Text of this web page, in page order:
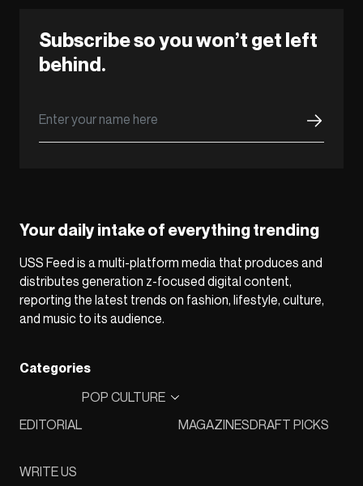
Subscribe so you won’t get left
behind.
Your daily intake of everything trending
USS Feed is a multi-platform media that produces and
distributes generation z-focused digital content,
reporting the latest trends on fashion, lifestyle, culture,
and music to its audience.
Categories
EDITORIAL
POP CULTURE
MAGAZINESDRAFT PICKS
WRITE US